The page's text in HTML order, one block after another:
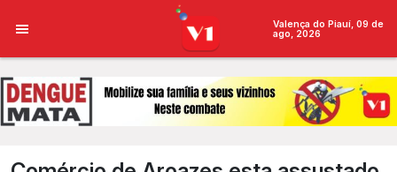
Valença do Piauí, 09 de
ago, 2026